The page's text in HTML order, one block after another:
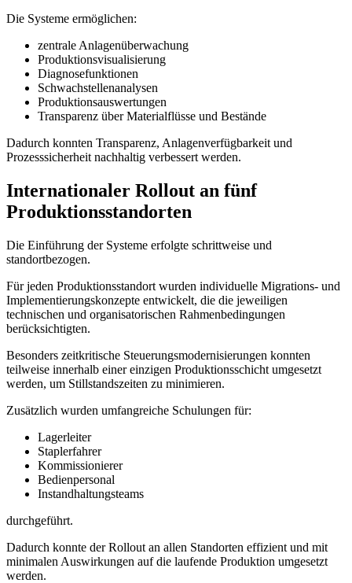
Die Systeme ermöglichen:
zentrale Anlagenüberwachung
Produktionsvisualisierung
Diagnosefunktionen
Schwachstellenanalysen
Produktionsauswertungen
Transparenz über Materialflüsse und Bestände
Dadurch konnten Transparenz, Anlagenverfügbarkeit und
Prozesssicherheit nachhaltig verbessert werden.
Internationaler Rollout an fünf
Produktionsstandorten
Die Einführung der Systeme erfolgte schrittweise und
standortbezogen.
Für jeden Produktionsstandort wurden individuelle Migrations- und
Implementierungskonzepte entwickelt, die die jeweiligen
technischen und organisatorischen Rahmenbedingungen
berücksichtigten.
Besonders zeitkritische Steuerungsmodernisierungen konnten
teilweise innerhalb einer einzigen Produktionsschicht umgesetzt
werden, um Stillstandszeiten zu minimieren.
Zusätzlich wurden umfangreiche Schulungen für:
Lagerleiter
Staplerfahrer
Kommissionierer
Bedienpersonal
Instandhaltungsteams
durchgeführt.
Dadurch konnte der Rollout an allen Standorten effizient und mit
minimalen Auswirkungen auf die laufende Produktion umgesetzt
werden.